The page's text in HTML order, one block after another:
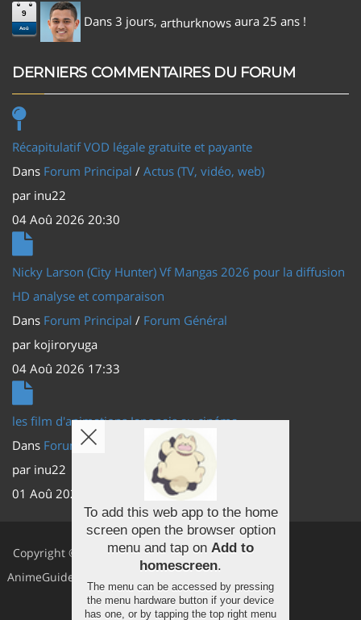
9
Aoû Dans 3 jours, arthurknows aura 25 ans !
DERNIERS COMMENTAIRES DU FORUM
Récapitulatif VOD légale gratuite et payante
Dans Forum Principal / Actus (TV, vidéo, web)
par inu22
04 Aoû 2026 20:30
Nicky Larson (City Hunter) Vf Mangas 2026 pour la diffusion
HD analyse et comparaison
Dans Forum Principal / Forum Général
par kojiroryuga
04 Aoû 2026 17:33
les film d'animations Japonais au cinéma
Dans Forum Principal
Actus (TV, vidéo, web)
par inu22
01 Aoû 2026 20:56
Copyright ©
AnimeGuides
Facebook
Youtube
Twitter
To add this web app to the home
screen open the browser option
menu and tap on Add to
homescreen.
The menu can be accessed by pressing
the menu hardware button if your device
has one, or by tapping the top right menu